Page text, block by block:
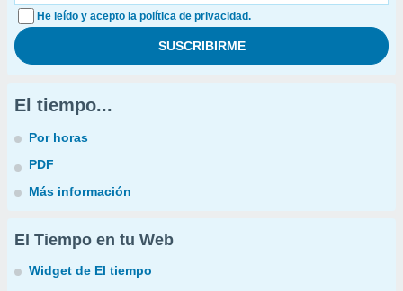
He leído y acepto la política de privacidad.
El tiempo...
Por horas
PDF
Más información
El Tiempo en tu Web
Widget de El tiempo